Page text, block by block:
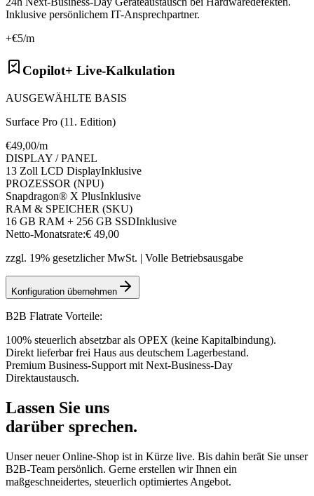
Inklusive persönlichem IT-Ansprechpartner.
+€5/m
Copilot+ Live-Kalkulation
AUSGEWÄHLTE BASIS
Surface Pro (11. Edition)
€49,00/m
DISPLAY / PANEL
13 Zoll LCD DisplayInklusive
PROZESSOR (NPU)
Snapdragon® X PlusInklusive
RAM & SPEICHER (SKU)
16 GB RAM + 256 GB SSDInklusive
Netto-Monatsrate:€ 49,00
zzgl. 19% gesetzlicher MwSt. | Volle Betriebsausgabe
Konfiguration übernehmen
B2B Flatrate Vorteile:
100% steuerlich absetzbar als OPEX (keine Kapitalbindung).
Direkt lieferbar frei Haus aus deutschem Lagerbestand.
Premium Business-Support mit Next-Business-Day
Direktaustausch.
Lassen Sie uns
darüber sprechen.
Unser neuer Online-Shop ist in Kürze live. Bis dahin berät Sie unser
B2B-Team persönlich. Gerne erstellen wir Ihnen ein
maßgeschneidertes, steuerlich optimiertes Angebot.